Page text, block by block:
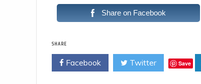
Share on Facebook
SHARE
Facebook Twitter Save